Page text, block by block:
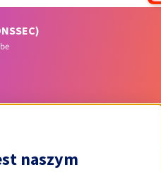
naszym